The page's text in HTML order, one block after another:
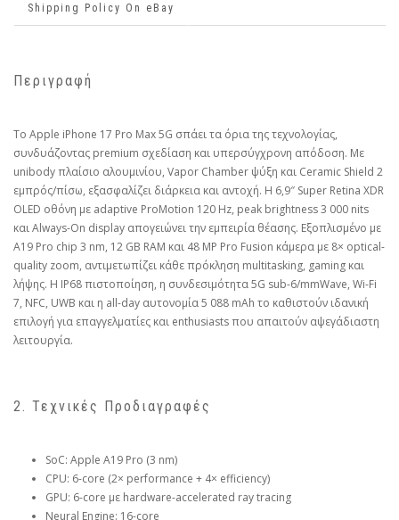
Shipping Policy On eBay
Περιγραφή
Το Apple iPhone 17 Pro Max 5G σπάει τα όρια της τεχνολογίας,
συνδυάζοντας premium σχεδίαση και υπερσύγχρονη απόδοση. Με
unibody πλαίσιο αλουμινίου, Vapor Chamber ψύξη και Ceramic Shield 2
εμπρός/πίσω, εξασφαλίζει διάρκεια και αντοχή. Η 6,9″ Super Retina XDR
OLED οθόνη με adaptive ProMotion 120 Hz, peak brightness 3 000 nits
και Always-On display απογειώνει την εμπειρία θέασης. Εξοπλισμένο με
A19 Pro chip 3 nm, 12 GB RAM και 48 MP Pro Fusion κάμερα με 8× optical-
quality zoom, αντιμετωπίζει κάθε πρόκληση multitasking, gaming και
λήψης. Η IP68 πιστοποίηση, η συνδεσιμότητα 5G sub-6/mmWave, Wi-Fi
7, NFC, UWB και η all-day αυτονομία 5 088 mAh το καθιστούν ιδανική
επιλογή για επαγγελματίες και enthusiasts που απαιτούν αψεγάδιαστη
λειτουργία.
2. Τεχνικές Προδιαγραφές
SoC: Apple A19 Pro (3 nm)
CPU: 6-core (2× performance + 4× efficiency)
GPU: 6-core με hardware-accelerated ray tracing
Neural Engine: 16-core